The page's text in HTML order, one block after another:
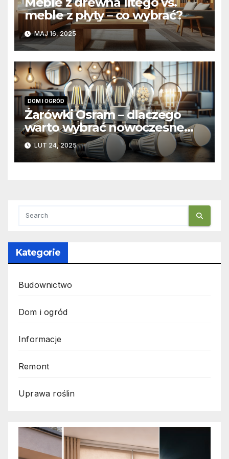
meble z płyty – co wybrać?
MAJ 16, 2025
DOM I OGRÓD
Żarówki Osram – dlaczego
warto wybrać nowoczesne
żarówki ledowe?
LUT 24, 2025
Kategorie
Budownictwo
Dom i ogród
Informacje
Remont
Uprawa roślin